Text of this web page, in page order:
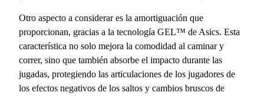
Otro aspecto a considerar es la amortiguación que
proporcionan, gracias a la tecnología GEL™ de Asics. Esta
característica no solo mejora la comodidad al caminar y
correr, sino que también absorbe el impacto durante las
jugadas, protegiendo las articulaciones de los jugadores de
los efectos negativos de los saltos y cambios bruscos de